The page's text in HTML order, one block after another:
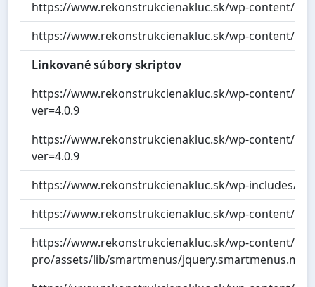
https://www.rekonstrukcienakluc.sk/wp-content/
https://www.rekonstrukcienakluc.sk/wp-content/
Linkované súbory skriptov
https://www.rekonstrukcienakluc.sk/wp-content/
ver=4.0.9
https://www.rekonstrukcienakluc.sk/wp-content/
ver=4.0.9
https://www.rekonstrukcienakluc.sk/wp-includes/js/
https://www.rekonstrukcienakluc.sk/wp-content/
https://www.rekonstrukcienakluc.sk/wp-content/
pro/assets/lib/smartmenus/